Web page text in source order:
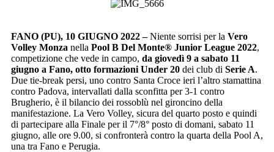
FANO (PU), 10 GIUGNO 2022 –Niente sorrisi per la Vero
Volley Monza nella Pool B Del Monte® Junior League 2022,
competizione che vede in campo, da giovedì 9 a sabato 11
giugno a Fano, otto formazioni Under 20 dei club di Serie A.
Due tie-break persi, uno contro Santa Croce ieri l’altro stamattina
contro Padova, intervallati dalla sconfitta per 3-1 contro
Brugherio, è il bilancio dei rossoblù nel gironcino della
manifestazione. La Vero Volley, sicura del quarto posto e quindi
di partecipare alla Finale per il 7°/8° posto di domani, sabato 11
giugno, alle ore 9.00, si confronterà contro la quarta della Pool A,
una tra Fano e Perugia.